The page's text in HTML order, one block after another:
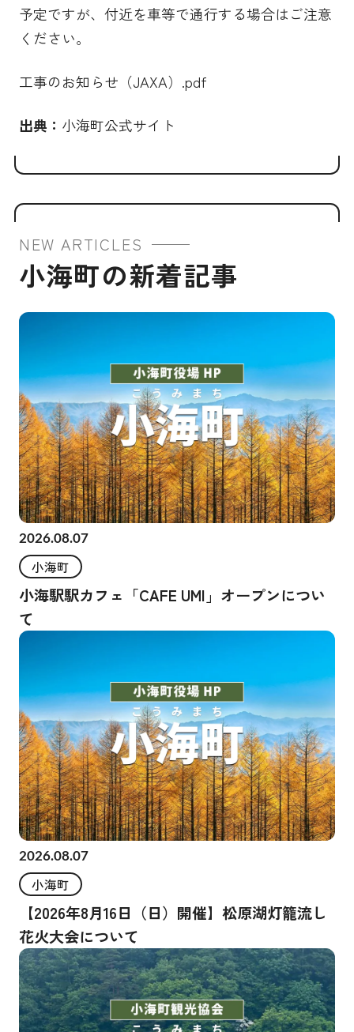
予定ですが、付近を車等で通行する場合はご注意
ください。
工事のお知らせ（JAXA）.pdf
出典： 小海町公式サイト
NEW ARTICLES
小海町の新着記事
2026.08.07
小海町
小海駅駅カフェ「CAFE UMI」オープンについ
て
2026.08.07
小海町
【2026年8月16日（日）開催】松原湖灯籠流し
花火大会について